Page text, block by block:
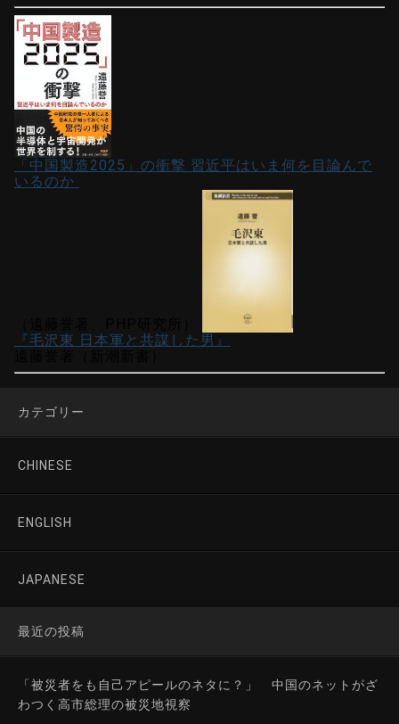
「中国製造2025」の衝撃 習近平はいま何を目論んで
いるのか
『毛沢東 日本軍と共謀した男』
カテゴリー
CHINESE
ENGLISH
JAPANESE
最近の投稿
「被災者をも自己アピールのネタに？」 中国のネットがざ
わつく高市総理の被災地視察